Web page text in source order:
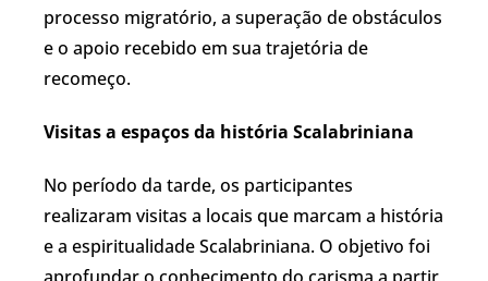
processo migratório, a superação de obstáculos
e o apoio recebido em sua trajetória de
recomeço.
Visitas a espaços da história Scalabriniana
No período da tarde, os participantes
realizaram visitas a locais que marcam a história
e a espiritualidade Scalabriniana. O objetivo foi